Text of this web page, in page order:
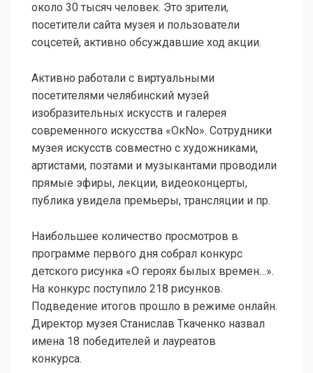
около 30 тысяч человек. Это зрители,
посетители сайта музея и пользователи
соцсетей, активно обсуждавшие ход акции.
Активно работали с виртуальными
посетителями челябинский музей
изобразительных искусств и галерея
современного искусства «ОкNо». Сотрудники
музея искусств совместно с художниками,
артистами, поэтами и музыкантами проводили
прямые эфиры, лекции, видеоконцерты,
публика увидела премьеры, трансляции и пр.
Наибольшее количество просмотров в
программе первого дня собрал конкурс
детского рисунка «О героях былых времен…».
На конкурс поступило 218 рисунков.
Подведение итогов прошло в режиме онлайн.
Директор музея Станислав Ткаченко назвал
имена 18 победителей и лауреатов
конкурса.